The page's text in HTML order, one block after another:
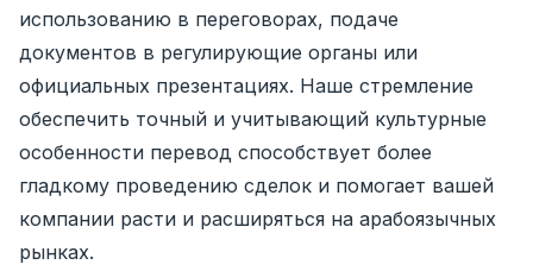
использованию в переговорах, подаче
документов в регулирующие органы или
официальных презентациях. Наше стремление
обеспечить точный и учитывающий культурные
особенности перевод способствует более
гладкому проведению сделок и помогает вашей
компании расти и расширяться на арабоязычных
рынках.